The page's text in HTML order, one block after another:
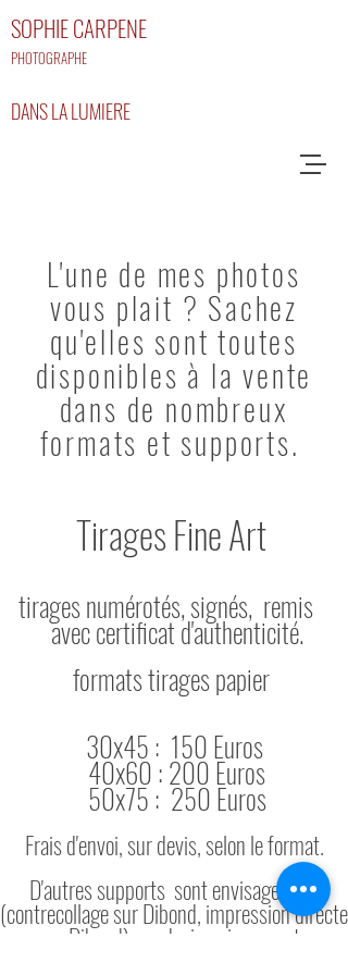
SOPHIE CARPENE
PHOTOGRAPHE
DANS LA LUMIERE
L'une de mes photos
vous plait ? Sachez
qu'elles sont toutes
disponibles à la vente
dans de nombreux
formats et supports.
Tirages Fine Art
tirages numérotés, signés, remis
avec certificat d'authenticité.
formats tirages papier
30x45 : 150Euros
40x60 : 200 Euros
50x75 : 250 Euros
Frais d'envoi, sur devis, selon le format.
D'autres supports sont envisageables
(contrecollage sur Dibond, impression directe
sur Dibond) sur devis uniquement.